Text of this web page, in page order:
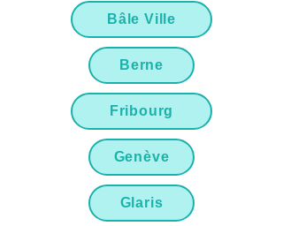
Bâle Ville
Berne
Fribourg
Genève
Glaris